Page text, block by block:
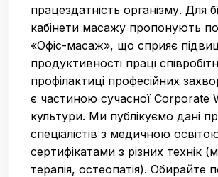
працездатність організму. Для
кабінети масажу пропонують
«Офіс-масаж», що сприяє
продуктивності праці
профілактиці професійних
є частиною сучасної Corporate
культури. Ми публікуємо дані
спеціалістів з медичною
сертифікатами з різних технік
терапія, остеопатія). Обирайте